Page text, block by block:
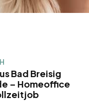
Bad Breisig
– Homeoffice